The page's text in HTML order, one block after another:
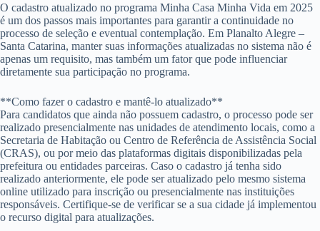
O cadastro atualizado no programa Minha Casa Minha Vida em 2025
é um dos passos mais importantes para garantir a continuidade no
processo de seleção e eventual contemplação. Em Planalto Alegre –
Santa Catarina, manter suas informações atualizadas no sistema não é
apenas um requisito, mas também um fator que pode influenciar
diretamente sua participação no programa.
**Como fazer o cadastro e mantê-lo atualizado**
Para candidatos que ainda não possuem cadastro, o processo pode ser
realizado presencialmente nas unidades de atendimento locais, como a
Secretaria de Habitação ou Centro de Referência de Assistência Social
(CRAS), ou por meio das plataformas digitais disponibilizadas pela
prefeitura ou entidades parceiras. Caso o cadastro já tenha sido
realizado anteriormente, ele pode ser atualizado pelo mesmo sistema
online utilizado para inscrição ou presencialmente nas instituições
responsáveis. Certifique-se de verificar se a sua cidade já implementou
o recurso digital para atualizações.